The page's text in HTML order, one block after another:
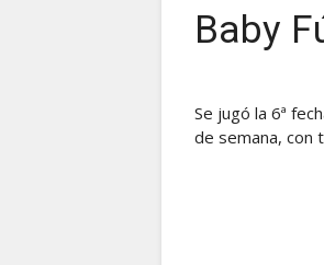
Baby
Se jugó la 6ª
de semana, con